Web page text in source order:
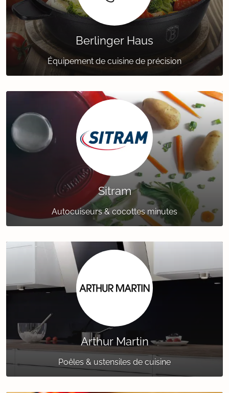
Berlinger Haus
Équipement de cuisine de précision
Sitram
Autocuiseurs & cocottes minutes
Arthur Martin
Poêles & ustensiles de cuisine